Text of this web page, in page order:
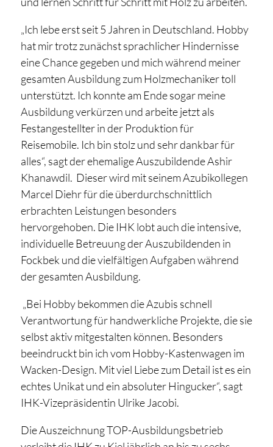
„Ich lebe erst seit 5 Jahren in Deutschland. Hobby
hat mir trotz zunächst sprachlicher Hindernisse
eine Chance gegeben und mich während meiner
gesamten Ausbildung zum Holzmechaniker toll
unterstützt. Ich konnte am Ende sogar meine
Ausbildung verkürzen und arbeite jetzt als
Festangestellter in der Produktion für
Reisemobile. Ich bin stolz und sehr dankbar für
alles“, sagt der ehemalige Auszubildende Ashir
Khanawdil. Dieser wird mit seinem Azubikollegen
Marcel Diehr für die überdurchschnittlich
erbrachten Leistungen besonders
hervorgehoben. Die IHK lobt auch die intensive,
individuelle Betreuung der Auszubildenden in
Fockbek und die vielfältigen Aufgaben während
der gesamten Ausbildung.
„Bei Hobby bekommen die Azubis schnell
Verantwortung für handwerkliche Projekte, die sie
selbst aktiv mitgestalten können. Besonders
beeindruckt bin ich vom Hobby-Kastenwagen im
Wacken-Design. Mit viel Liebe zum Detail ist es ein
echtes Unikat und ein absoluter Hingucker“, sagt
IHK-Vizepräsidentin Ulrike Jacobi.
Die Auszeichnung TOP-Ausbildungsbetrieb